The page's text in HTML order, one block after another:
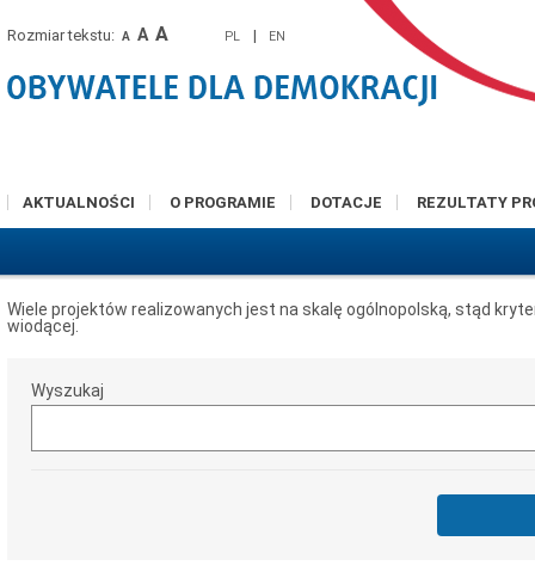
Rozmiar tekstu: A A A PL | EN
AKTUALNOŚCI O PROGRAMIE DOTACJE REZULTATY
Wiele projektów realizowanych jest na skalę ogólnopolską, stąd
wiodącej.
Wyszukaj